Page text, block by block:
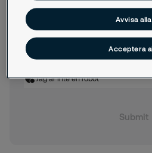
Jag samtycker till att
erbjudanden, nyheter och annan
information till mig via e-
Genom att skicka oss detta
att Securitas behandlar dina
du ta del av vår
Jag är inte en robot
Submit
Avvisa alla
Acceptera